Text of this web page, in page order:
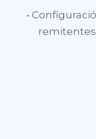
•